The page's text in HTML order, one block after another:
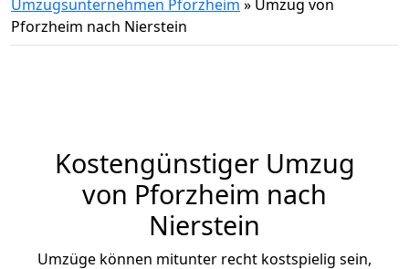
Umzugsunternehmen Pforzheim » Umzug von
Pforzheim nach Nierstein
Kostengünstiger Umzug
von Pforzheim nach
Nierstein
Umzüge können mitunter recht kostspielig sein,